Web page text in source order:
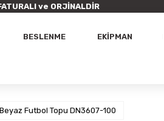
ve ORJİNALDİR
BESLENME EKİPMAN
Futbol Topu DN3607-100